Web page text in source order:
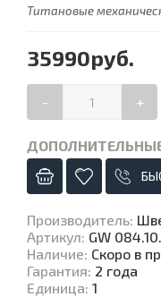
Титановые
35990руб.
- +
Производитель:
Артикул: GW
Наличие: Скоро в
Гарантия: 2 года
Единица: 1